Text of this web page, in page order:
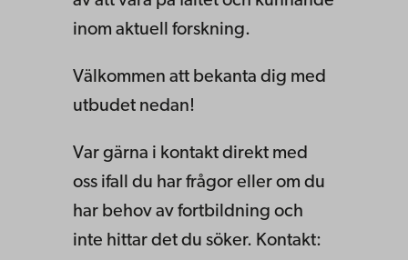
inom aktuell forskning.
Välkommen att bekanta dig med
utbudet nedan!
Var gärna i kontakt direkt med
oss ifall du har frågor eller om du
har behov av fortbildning och
inte hittar det du söker. Kontakt: